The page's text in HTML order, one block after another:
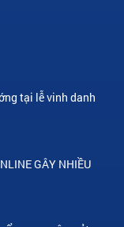
tại lễ vinh danh
GÂY NHIỀU